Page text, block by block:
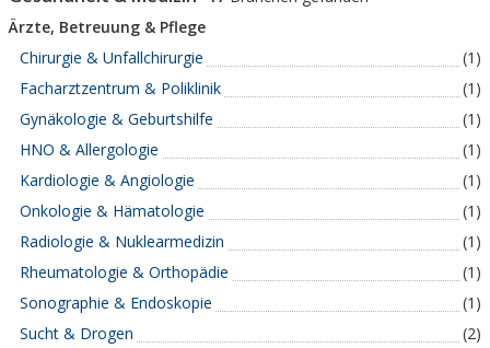
Ärzte, Betreuung & Pflege
Chirurgie & Unfallchirurgie
(1)
Facharztzentrum & Poliklinik
(1)
Gynäkologie & Geburtshilfe
(1)
HNO & Allergologie
(1)
Kardiologie & Angiologie
(1)
Onkologie & Hämatologie
(1)
Radiologie & Nuklearmedizin
(1)
Rheumatologie & Orthopädie
(1)
Sonographie & Endoskopie
(1)
Sucht & Drogen
(2)